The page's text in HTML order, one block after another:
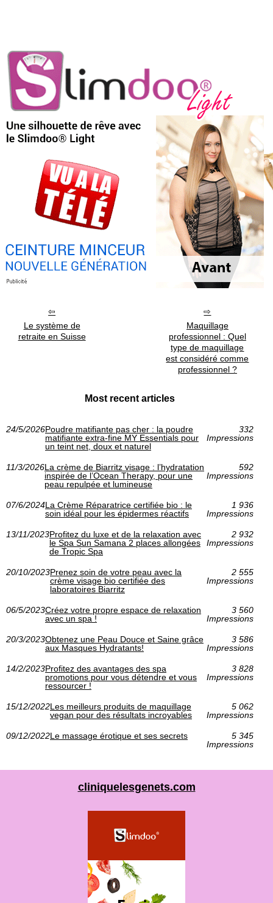
Le système de
retraite en Suisse
Maquillage
professionnel : Quel
type de maquillage
est considéré comme
professionnel ?
Most recent articles
24/5/2026Poudre matifiante pas cher : la poudre
matifiante extra-fine MY Essentials pour
un teint net, doux et naturel
332
Impressions
11/3/2026La crème de Biarritz visage : l’hydratation
inspirée de l’Ocean Therapy, pour une
peau repulpée et lumineuse
592
Impressions
07/6/2024La Crème Réparatrice certifiée bio : le
soin idéal pour les épidermes réactifs
1 936
Impressions
13/11/2023Profitez du luxe et de la relaxation avec
le Spa Sun Samana 2 places allongées
de Tropic Spa
2 932
Impressions
20/10/2023Prenez soin de votre peau avec la
crème visage bio certifiée des
laboratoires Biarritz
2 555
Impressions
06/5/2023Créez votre propre espace de relaxation
avec un spa !
3 560
Impressions
20/3/2023Obtenez une Peau Douce et Saine grâce
aux Masques Hydratants!
3 586
Impressions
14/2/2023Profitez des avantages des spa
promotions pour vous détendre et vous
ressourcer !
3 828
Impressions
15/12/2022Les meilleurs produits de maquillage
vegan pour des résultats incroyables
5 062
Impressions
09/12/2022Le massage érotique et ses secrets
5 345
Impressions
cliniquelesgenets.com